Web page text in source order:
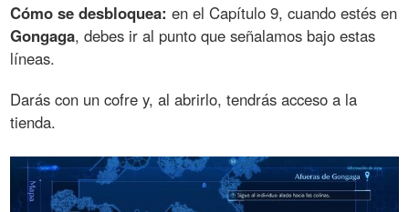
Cómo se desbloquea: en el Capítulo 9, cuando estés en
Gongaga, debes ir al punto que señalamos bajo estas
líneas.
Darás con un cofre y, al abrirlo, tendrás acceso a la
tienda.